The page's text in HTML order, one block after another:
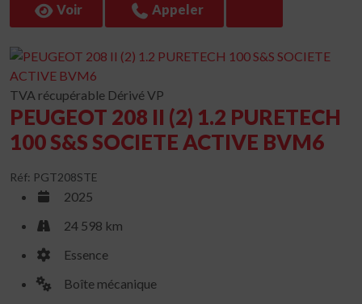
Voir
Appeler
TVA récupérable Dérivé VP
PEUGEOT 208 II (2) 1.2 PURETECH
100 S&S SOCIETE ACTIVE BVM6
Réf: PGT208STE
2025
24 598 km
Essence
Boîte mécanique